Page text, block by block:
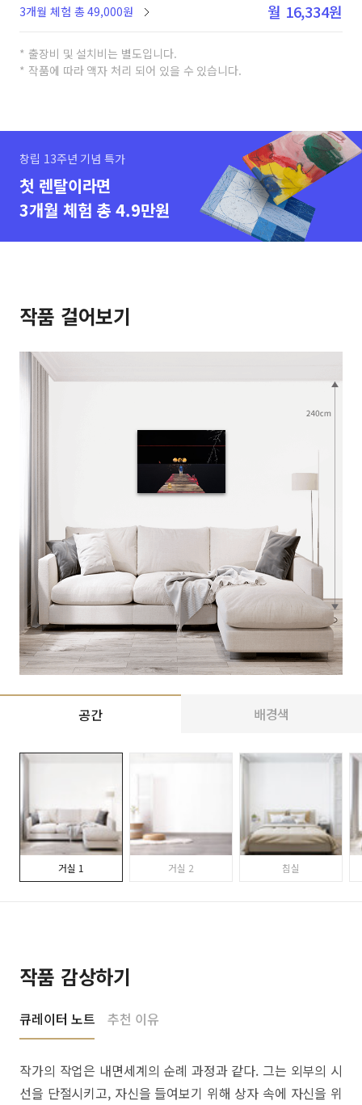
3개월 체험 총 49,000원 월 16,334원
* 출장비 및 설치비는 별도입니다.
* 작품에 따라 액자 처리 되어 있을 수 있습니다.
창립 13주년 기념 특가
첫 렌탈이라면
3개월 체험 총 4.9만원
작품 걸어보기
공간 배경색
거실 1 거실 2 침실
작품 감상하기
큐레이터 노트 추천 이유
작가의 작업은 내면세계의 순례 과정과 같다. 그는 외부의 시
선을 단절시키고, 자신을 들여보기 위해 상자 속에 자신을 위